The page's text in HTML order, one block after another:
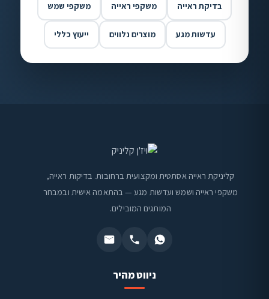
בדיקת ראייה משקפי ראייה משקפי שמש
עדשות מגע מוצרים נלווים ייעוץ כללי
קליניקת ראייה אסתטית ומקצועית ברחובות. בדיקות ראייה,
משקפי ראייה ושמש ועדשות מגע — בהתאמה אישית ובמבחר
המותגים המובילים.
ניווט מהיר